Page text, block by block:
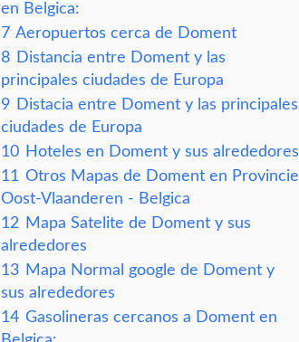
en Belgica:
7 Aeropuertos cerca de Doment
8 Distancia entre Doment y las
principales ciudades de Europa
9 Distacia entre Doment y las principales
ciudades de Europa
10 Hoteles en Doment y sus alrededores
11 Otros Mapas de Doment en Provincie
Oost-Vlaanderen - Belgica
12 Mapa Satelite de Doment y sus
alrededores
13 Mapa Normal google de Doment y
sus alrededores
14 Gasolineras cercanos a Doment en